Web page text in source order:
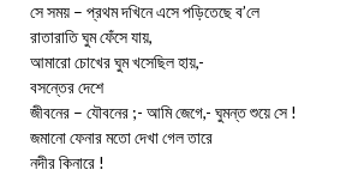
সে সময় – প্রথম দখিনে এসে পড়িতেছে ব’লে
রাতারাতি ঘুম ফেঁসে যায়,
আমারো চোখের ঘুম খসেছিল হায়,-
বসন্তের দেশে
জীবনের – যৌবনের ;- আমি জেগে,- ঘুমন্ত শুয়ে সে !
জমানো ফেনার মতো দেখা গেল তারে
নদীর কিনারে !